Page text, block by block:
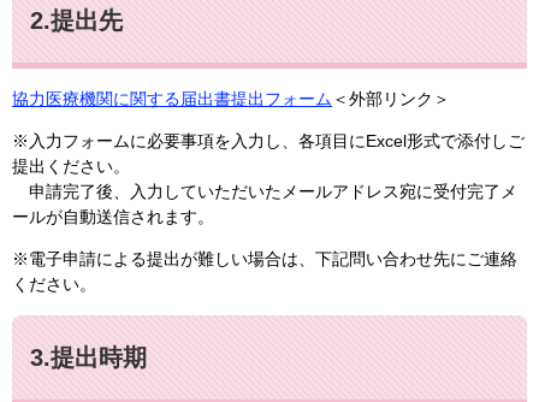
2.提出先
協力医療機関に関する届出書提出フォーム ＜外部リンク＞
※入力フォームに必要事項を入力し、各項目にExcel形式で添付しご
提出ください。
申請完了後、入力していただいたメールアドレス宛に受付完了メ
ールが自動送信されます。
※電子申請による提出が難しい場合は、下記問い合わせ先にご連絡
ください。
3.提出時期